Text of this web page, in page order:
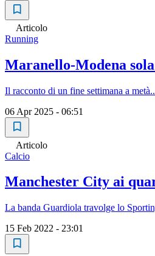
Articolo
Running
Maranello-Modena
Il racconto di un fine settimana a
06 Apr 2025 - 06:51
Articolo
Calcio
Manchester City ai
La banda Guardiola travolge lo
15 Feb 2022 - 23:01